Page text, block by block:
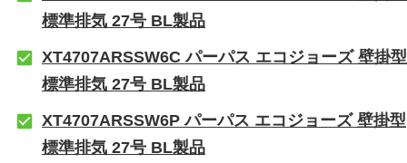
標準排気 27号 BL製品
XT4707ARSSW6C パーパス エコジョーズ 壁掛型
標準排気 27号 BL製品
XT4707ARSSW6P パーパス エコジョーズ 壁掛型
標準排気 27号 BL製品